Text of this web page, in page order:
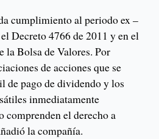
cumplimiento al periodo ex –
Decreto 4766 de 2011 y en el
la Bolsa de Valores. Por
de acciones que se
de pago de dividendo y los
inmediatamente
comprenden el derecho a
la compañía.